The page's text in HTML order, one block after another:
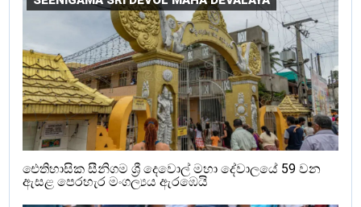
ඓතිහාසික සීනිගම ශ්‍රී දෙවොල් මහා දේවාලයේ 59 වන
ඇසළ පෙරහැර මංගල්‍යය ඇරඹෙයි